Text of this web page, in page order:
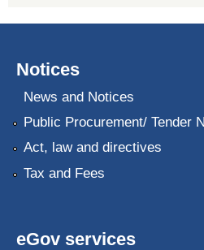
Notices
News and Notices
Public Procurement/ Tender
Act, law and directives
Tax and Fees
eGov services